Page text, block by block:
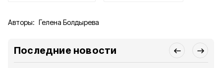
Авторы: Гелена Болдырева
Последние новости